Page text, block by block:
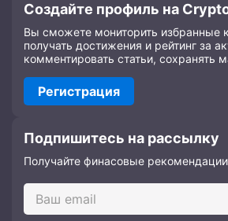
Создайте профиль на
Вы сможете мониторить избранные
получать достижения и рейтинг за
комментировать статьи, сохранять
Регистрация
Подпишитесь на рассылку
Получайте финасовые